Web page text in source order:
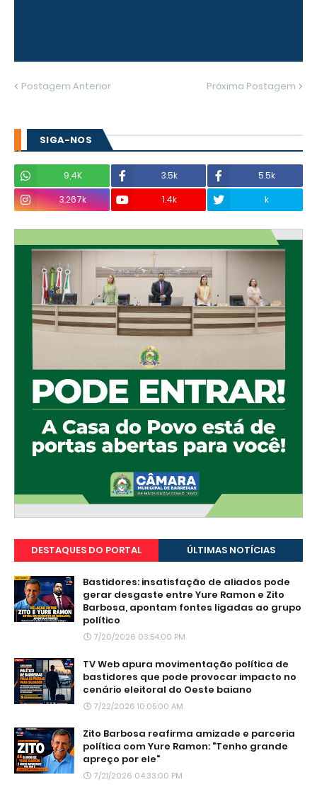
Postagem Anterior Próxima Postagem
SIGA-NOS
9,4K 3.5k
5.5k
3.267k
1.4k k
DESTAQUES DO PORTAL ÚLTIMAS NOTÍCIAS
Bastidores: insatisfação de aliados pode
gerar desgaste entre Yure Ramon e Zito
Barbosa, apontam fontes ligadas ao grupo
político
7/20/2026 03:54:00 PM
TV Web apura movimentação política de
bastidores que pode provocar impacto no
cenário eleitoral do Oeste baiano
7/22/2026 10:05:00 AM
Zito Barbosa reafirma amizade e parceria
política com Yure Ramon: "Tenho grande
apreço por ele"
7/21/2026 04:33:00 PM